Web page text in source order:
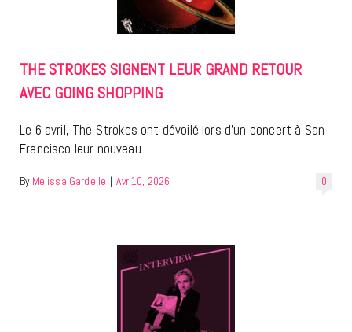
THE STROKES SIGNENT LEUR GRAND RETOUR
AVEC GOING SHOPPING
Le 6 avril, The Strokes ont dévoilé lors d’un concert à San
Francisco leur nouveau…
0
By Melissa Gardelle | Avr 10, 2026